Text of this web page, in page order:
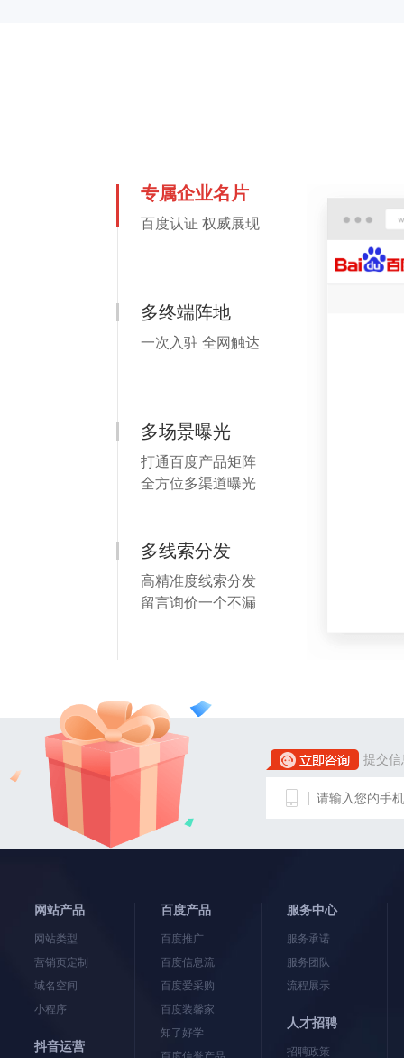
专属企业名片
百度认证 权威展现
多终端阵地
一次入驻 全网触达
多场景曝光
打通百度产品矩阵
全方位多渠道曝光
多线索分发
高精准度线索分发
留言询价一个不漏
提交
网站产品
网站类型
营销页定制
域名空间
小程序
抖音运营
百度产品
百度推广
百度信息流
百度爱采购
百度装馨家
知了好学
服务中心
服务承诺
服务团队
流程展示
人才招聘
招聘政策